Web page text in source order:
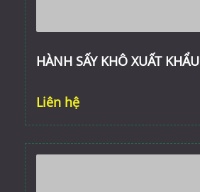
HÀNH SẤY KHÔ XUẤT KHẨU
Liên hệ